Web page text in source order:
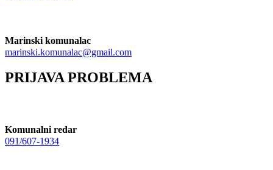
Marinski komunalac
marinski.komunalac@gmail.com
PRIJAVA PROBLEMA
Komunalni redar
091/607-1934